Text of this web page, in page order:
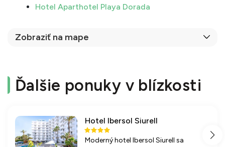
Hotel Aparthotel Playa Dorada
Zobraziť na mape
Ďalšie ponuky v blízkosti
Hotel Ibersol Siurell
Moderný hotel Ibersol Siurell sa